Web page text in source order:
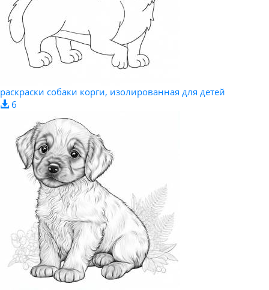
раскраски собаки корги, изолированная для детей
6